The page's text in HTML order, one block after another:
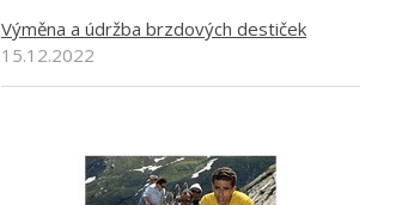
Výměna a údržba brzdových destiček
15.12.2022